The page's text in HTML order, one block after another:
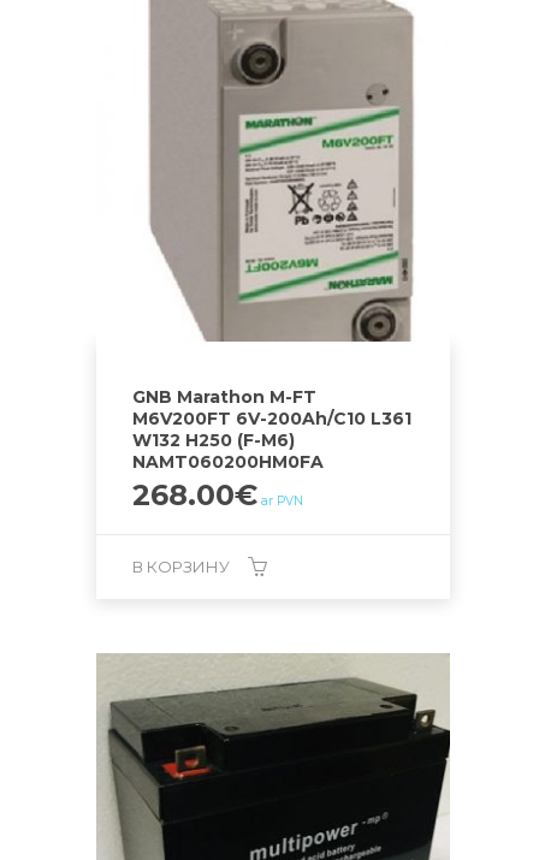
GNB Marathon M-FT
M6V200FT 6V-200Ah/C10 L361
W132 H250 (F-M6)
NAMT060200HM0FA
268.00€ ar PVN
В КОРЗИНУ